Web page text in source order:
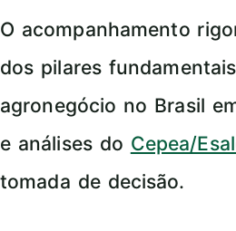
O acompanhamento
dos pilares
agronegócio no Brasil
e análises do Cepea/
tomada de decisão.